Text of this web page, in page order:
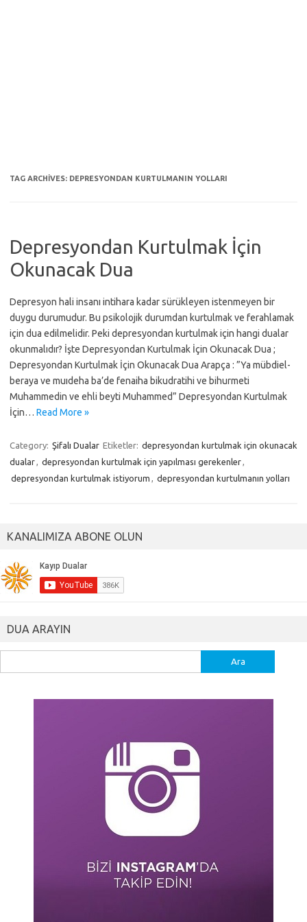
TAG ARCHIVES: DEPRESYONDAN KURTULMANIN YOLLARI
Depresyondan Kurtulmak İçin
Okunacak Dua
Depresyon hali insanı intihara kadar sürükleyen istenmeyen bir
duygu durumudur. Bu psikolojik durumdan kurtulmak ve ferahlamak
için dua edilmelidir. Peki depresyondan kurtulmak için hangi dualar
okunmalıdır? İşte Depresyondan Kurtulmak İçin Okunacak Dua ;
Depresyondan Kurtulmak İçin Okunacak Dua Arapça : ”Ya mübdiel-
beraya ve muıdeha ba’de fenaiha bikudratihi ve bihurmeti
Muhammedin ve ehli beyti Muhammed” Depresyondan Kurtulmak
İçin… Read More »
Category: Şifalı Dualar Etiketler: depresyondan kurtulmak için okunacak
dualar, depresyondan kurtulmak için yapılması gerekenler,
depresyondan kurtulmak istiyorum , depresyondan kurtulmanın yolları
KANALIMIZA ABONE OLUN
DUA ARAYIN